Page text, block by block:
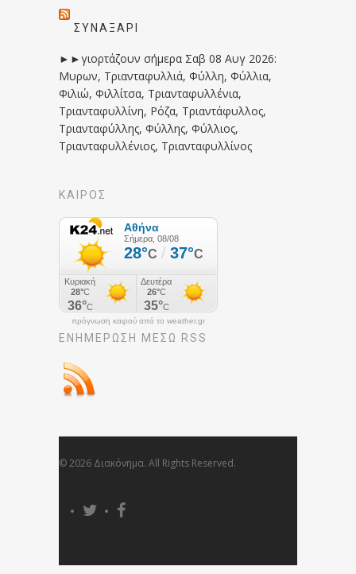
ΣΥΝΑΞΆΡΙ
►►γιορτάζουν σήμερα Σαβ 08 Αυγ 2026:
Μυρων, Τριανταφυλλιά, Φύλλη, Φύλλια,
Φιλιώ, Φιλλίτσα, Τριανταφυλλένια,
Τριανταφυλλίνη, Ρόζα, Τριαντάφυλλος,
Τριανταφύλλης, Φύλλης, Φύλλιος,
Τριανταφυλλένιος, Τριανταφυλλίνος
ΚΑΙΡΟΣ
πρόγνωση καιρού από το weather.gr
ΕΝΗΜΈΡΩΣΉ ΜΕΣΩ RSS
© 2026 Διακόνημα. All Rights Reserved.